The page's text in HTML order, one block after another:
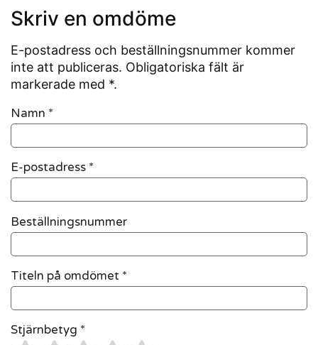
Skriv en omdöme
E-postadress och beställningsnummer kommer
inte att publiceras. Obligatoriska fält är
markerade med *.
Namn *
E-postadress *
Beställningsnummer
Titeln på omdömet *
Stjärnbetyg *